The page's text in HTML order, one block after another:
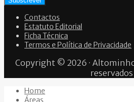
Contactos
Estatuto Editorial
Ficha Técnica
Termos e Política de Privacidade
Copyright © 2026 ·
reservados
Home
Áreas